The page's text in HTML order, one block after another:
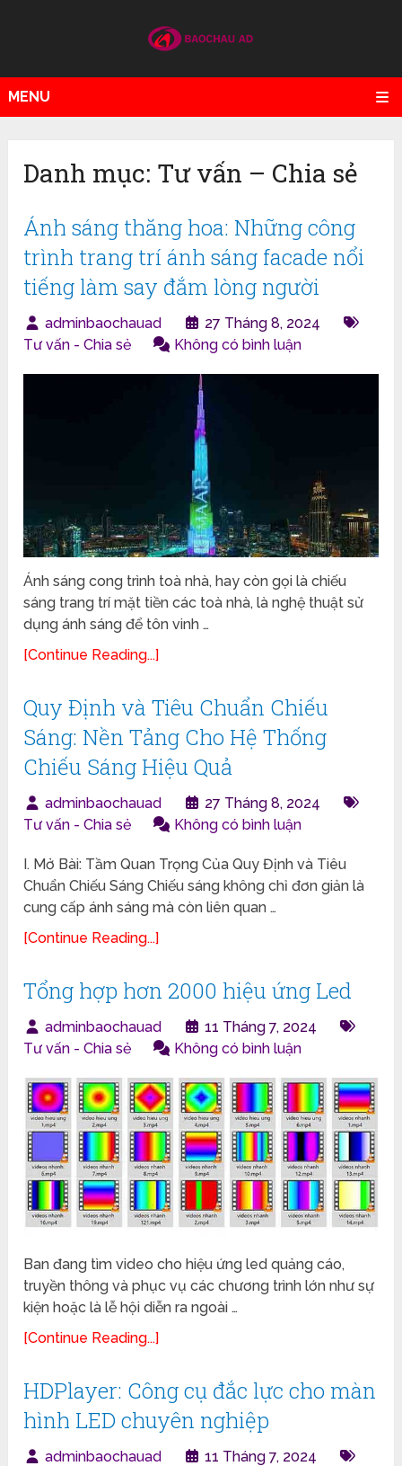
MENU
Danh mục: Tư vấn – Chia sẻ
Ánh sáng thăng hoa: Những công
trình trang trí ánh sáng facade nổi
tiếng làm say đắm lòng người
adminbaochauad
27 Tháng 8, 2024
Tư vấn - Chia sẻ
Không có bình luận
Ánh sáng cong trình toà nhà, hay còn gọi là chiếu
sáng trang trí mặt tiền các toà nhà, là nghệ thuật sử
dụng ánh sáng để tôn vinh …
[Continue Reading...]
Quy Định và Tiêu Chuẩn Chiếu
Sáng: Nền Tảng Cho Hệ Thống
Chiếu Sáng Hiệu Quả
adminbaochauad
27 Tháng 8, 2024
Tư vấn - Chia sẻ
Không có bình luận
I. Mở Bài: Tầm Quan Trọng Của Quy Định và Tiêu
Chuẩn Chiếu Sáng Chiếu sáng không chỉ đơn giản là
cung cấp ánh sáng mà còn liên quan …
[Continue Reading...]
Tổng hợp hơn 2000 hiệu ứng Led
adminbaochauad
11 Tháng 7, 2024
Tư vấn - Chia sẻ
Không có bình luận
Ban đang tìm video cho hiệu ứng led quảng cáo,
truyền thông và phục vụ các chương trình lớn như sự
kiện hoặc là lễ hội diễn ra ngoài …
[Continue Reading...]
HDPlayer: Công cụ đắc lực cho màn
hình LED chuyên nghiệp
adminbaochauad
11 Tháng 7, 2024